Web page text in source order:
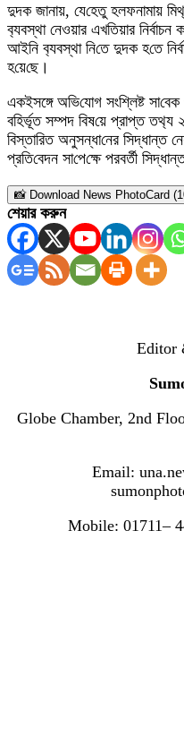
দুদক জানায়, যে‌হেতু হলফনামায়
ব‌্যবস্থা নেওয়ার এখ‌তিয়ার
আই‌নি ব‌্যবস্থা নি‌তে দুদক হ‌তে
হ‌য়ে‌ছে।
একইসঙ্গে অ‌ভি‌যোগ সং‌শ্লিষ্ট
ব‌হির্ভূত সম্পদ বিষ‌য়ে প্রাপ্ত তথ‌্য
বিস্তা‌রিত অনুসন্ধা‌নের সিদ্ধান্ত
প্রতি‌বেদন সা‌পে‌ক্ষে পরবর্ত‌ী
📸 Download News PhotoCard
শেয়ার করুন
Editor
Globe Chamber, 2nd
Email:
Mobile: 01711–